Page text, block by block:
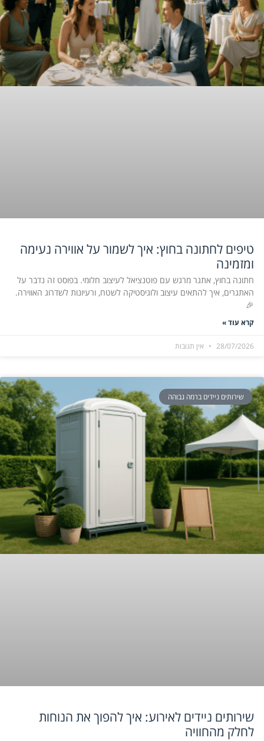
טיפים לחתונה בחוץ: איך לשמור על אווירה נעימה
ומזמינה
חתונה בחוץ, אתגר מרגש עם פוטנציאל לעיצוב חלומי. בפוסט זה נדבר על
האתגרים, איך להתאים עיצוב ולוגיסטיקה לשטח, ורעיונות לשדרוג האווירה.
🎉
קרא עוד »
28/07/2026 אין תגובות
שירותים ניידים ברמה גבוהה
שירותים ניידים לאירוע: איך להפוך את הנוחות
לחלק מהחוויה